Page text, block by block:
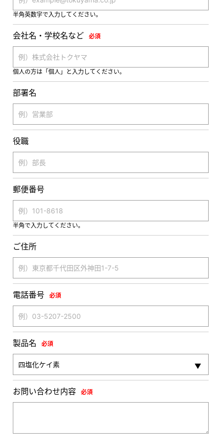
半角英数字で入力してください。
会社名・学校名など 必須
個人の方は「個人」と入力してください。
部署名
役職
郵便番号
半角で入力してください。
ご住所
電話番号 必須
製品名 必須
お問い合わせ内容 必須